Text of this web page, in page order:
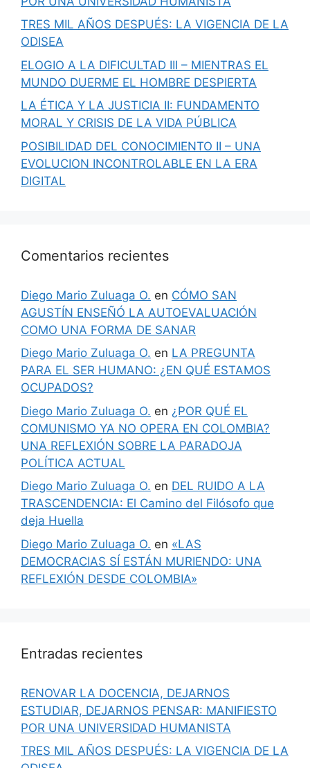
TRES MIL AÑOS DESPUÉS: LA VIGENCIA DE LA
ODISEA
ELOGIO A LA DIFICULTAD III – MIENTRAS EL
MUNDO DUERME EL HOMBRE DESPIERTA
LA ÉTICA Y LA JUSTICIA II: FUNDAMENTO
MORAL Y CRISIS DE LA VIDA PÚBLICA
POSIBILIDAD DEL CONOCIMIENTO II – UNA
EVOLUCION INCONTROLABLE EN LA ERA
DIGITAL
Comentarios recientes
Diego Mario Zuluaga O. en CÓMO SAN
AGUSTÍN ENSEÑÓ LA AUTOEVALUACIÓN
COMO UNA FORMA DE SANAR
Diego Mario Zuluaga O. en LA PREGUNTA
PARA EL SER HUMANO: ¿EN QUÉ ESTAMOS
OCUPADOS?
Diego Mario Zuluaga O. en ¿POR QUÉ EL
COMUNISMO YA NO OPERA EN COLOMBIA?
UNA REFLEXIÓN SOBRE LA PARADOJA
POLÍTICA ACTUAL
Diego Mario Zuluaga O. en DEL RUIDO A LA
TRASCENDENCIA: El Camino del Filósofo que
deja Huella
Diego Mario Zuluaga O. en «LAS
DEMOCRACIAS SÍ ESTÁN MURIENDO: UNA
REFLEXIÓN DESDE COLOMBIA»
Entradas recientes
RENOVAR LA DOCENCIA, DEJARNOS
ESTUDIAR, DEJARNOS PENSAR: MANIFIESTO
POR UNA UNIVERSIDAD HUMANISTA
TRES MIL AÑOS DESPUÉS: LA VIGENCIA DE LA